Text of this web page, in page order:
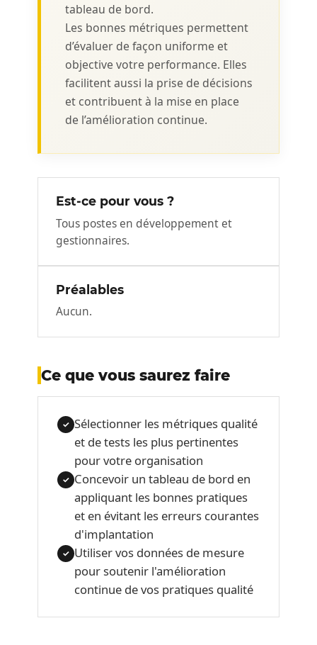
tableau de bord.
Les bonnes métriques permettent
d’évaluer de façon uniforme et
objective votre performance. Elles
facilitent aussi la prise de décisions
et contribuent à la mise en place
de l’amélioration continue.
Est-ce pour vous ?
Tous postes en développement et
gestionnaires.
Préalables
Aucun.
Ce que vous saurez faire
✓ Sélectionner les métriques qualité
et de tests les plus pertinentes
pour votre organisation
✓ Concevoir un tableau de bord en
appliquant les bonnes pratiques
et en évitant les erreurs courantes
d'implantation
✓ Utiliser vos données de mesure
pour soutenir l'amélioration
continue de vos pratiques qualité